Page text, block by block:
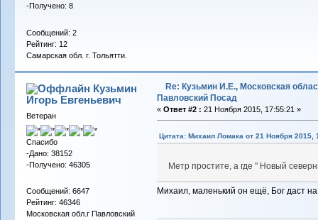
-Получено: 8
Сообщений: 2
Рейтинг: 12
Самарская обл. г. Тольятти.
Кузьмин
Игорь Евгеньевич
Ветеран
Спасибо
-Дано: 38152
-Получено: 46305
Сообщений: 6647
Рейтинг: 46346
Московская обл.г Павловский
Re: Кузьмин И.Е., Московская
Павловский Посад
« Ответ #2 : 21 Ноября 2015, 17:55:21 »
Цитата: Михаил Ломака от 21 Ноября 2015,
Метр простите, а где " Новый
Михаил, маленький он ещё, Бог даст